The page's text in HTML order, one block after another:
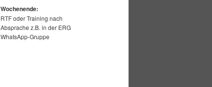
Wochenende:
RTF oder Training nach
Absprache z.B. in der ERG
WhatsApp-Gruppe